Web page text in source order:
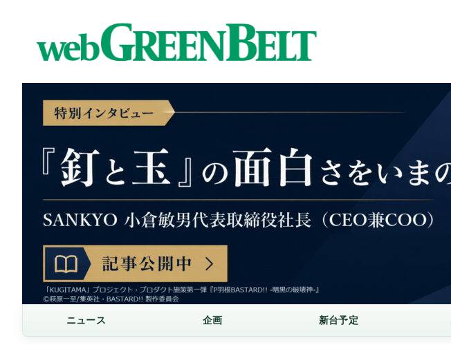
ニュース 企画 新台予定